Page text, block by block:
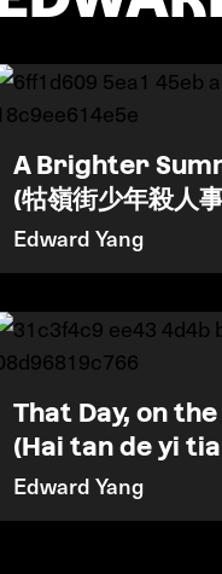
A Brighter
(牯嶺街少年殺人
Edward Yang
That Day, on
(Hai tan de yi
Edward Yang